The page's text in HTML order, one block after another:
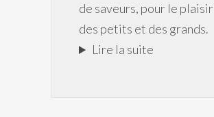
de saveurs, pour le plaisir
des petits et des grands.
Lire la suite